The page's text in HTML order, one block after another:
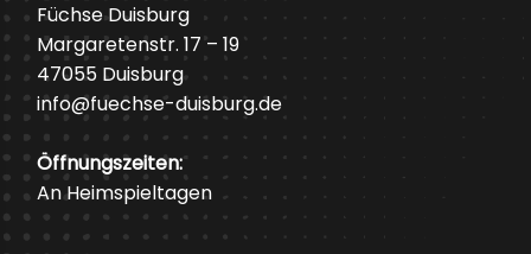
Füchse Duisburg
Margaretenstr. 17 – 19
47055 Duisburg
info@fuechse-duisburg.de
Öffnungszeiten:
An Heimspieltagen